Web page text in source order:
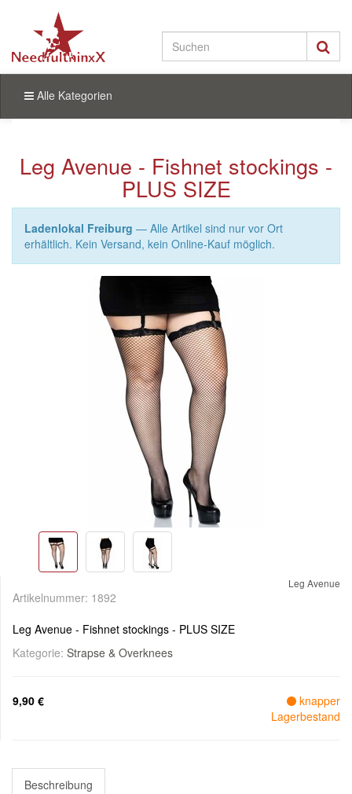
Alle Kategorien
Leg Avenue - Fishnet stockings -
PLUS SIZE
Ladenlokal Freiburg — Alle Artikel sind nur vor Ort
erhältlich. Kein Versand, kein Online-Kauf möglich.
Leg Avenue
Artikelnummer: 1892
Leg Avenue - Fishnet stockings - PLUS SIZE
Kategorie: Strapse & Overknees
9,90 €
knapper
Lagerbestand
Beschreibung